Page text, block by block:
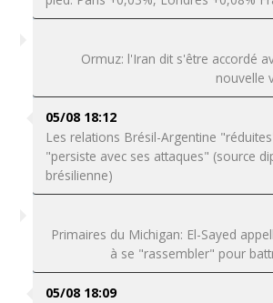
Ormuz: l'Iran dit s'être accordé
nouvelle
05/08 18:12
Les relations Brésil-Argentine
"persiste avec ses attaques" (source
brésilienne)
Primaires du Michigan: El-Sayed
à se "rassembler" pour
05/08 18:09